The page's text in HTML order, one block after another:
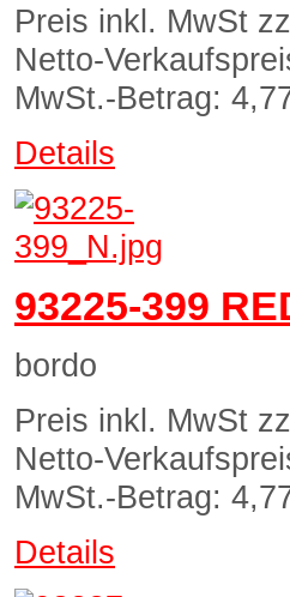
Preis inkl. MwSt
Netto-
MwSt.-Betrag:
Details
93225-399
bordo
Preis inkl. MwSt
Netto-
MwSt.-Betrag:
Details